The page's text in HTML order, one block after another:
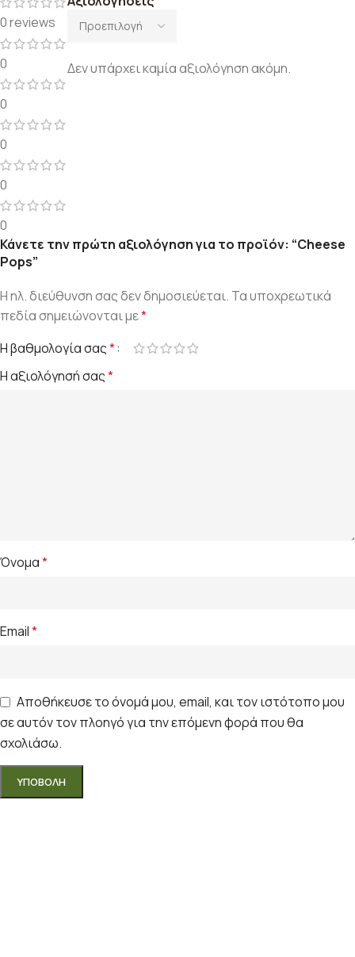
0 reviews
0
0
0
0
0
Δεν υπάρχει καμία αξιολόγηση ακόμη.
Κάνετε την πρώτη αξιολόγηση για το προϊόν: “Cheese
Pops”
Η ηλ. διεύθυνση σας δεν δημοσιεύεται. Τα υποχρεωτικά
πεδία σημειώνονται με*
Η βαθμολογία σας*
Η αξιολόγησή σας*
Όνομα*
Email*
Αποθήκευσε το όνομά μου, email, και τον ιστότοπο μου
σε αυτόν τον πλοηγό για την επόμενη φορά που θα
σχολιάσω.